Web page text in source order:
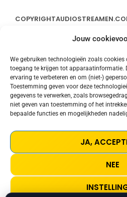
Jouw
We gebruiken technologieën zoals
toegang te krijgen tot apparaatinformatie.
ervaring te verbeteren en om (niet-)
Toestemming geven voor deze
gegevens te verwerken, zoals
niet geven van toestemming of het
bepaalde functies en mogelijkheden
JA,
NEE
COPYRIGHT
CONTACT
STREAMS
COOKIE POLICY (EU)